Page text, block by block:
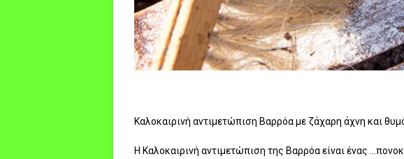
Καλοκαιρινή αντιμετώπιση Βαρρόα με ζάχαρη άχνη και
Η Καλοκαιρινή αντιμετώπιση της Βαρρόα είναι ένας